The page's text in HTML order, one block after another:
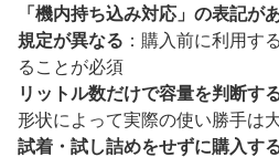
「機内持ち込み対応」の表記が
規定が異なる ：購入前に利用す
ることが必須
リットル数だけで容量を判断す
形状によって実際の使い勝手は
試着・試し詰めをせずに購入す